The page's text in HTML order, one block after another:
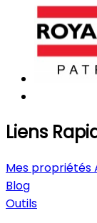
Liens
Mes propriétés
Blog
Outils